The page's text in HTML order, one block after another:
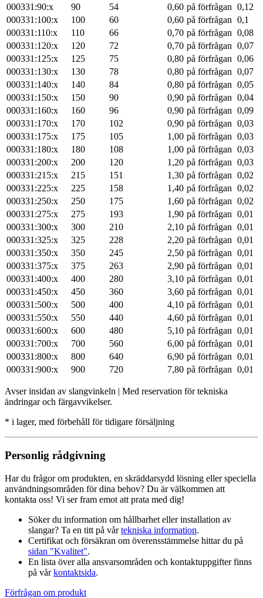
000331:90:x
90 54 0,60 på förfrågan 0,12
000331:100:x
100 60 0,60 på förfrågan 0,1
000331:110:x
110 66 0,70 på förfrågan 0,08
000331:120:x
120 72 0,70 på förfrågan 0,07
000331:125:x
125 75 0,80 på förfrågan 0,06
000331:130:x
130 78 0,80 på förfrågan 0,07
000331:140:x
140 84 0,80 på förfrågan 0,05
000331:150:x
150 90 0,90 på förfrågan 0,04
000331:160:x
160 96 0,90 på förfrågan 0,09
000331:170:x
170 102 0,90 på förfrågan 0,03
000331:175:x
175 105 1,00 på förfrågan 0,03
000331:180:x
180 108 1,00 på förfrågan 0,03
000331:200:x
200 120 1,20 på förfrågan 0,03
000331:215:x
215 151 1,30 på förfrågan 0,02
000331:225:x
225 158 1,40 på förfrågan 0,02
000331:250:x
250 175 1,60 på förfrågan 0,02
000331:275:x
275 193 1,90 på förfrågan 0,01
000331:300:x
300 210 2,10 på förfrågan 0,01
000331:325:x
325 228 2,20 på förfrågan 0,01
000331:350:x
350 245 2,50 på förfrågan 0,01
000331:375:x
375 263 2,90 på förfrågan 0,01
000331:400:x
400 280 3,10 på förfrågan 0,01
000331:450:x
450 360 3,60 på förfrågan 0,01
000331:500:x
500 400 4,10 på förfrågan 0,01
000331:550:x
550 440 4,60 på förfrågan 0,01
000331:600:x
600 480 5,10 på förfrågan 0,01
000331:700:x
700 560 6,00 på förfrågan 0,01
000331:800:x
800 640 6,90 på förfrågan 0,01
000331:900:x
900 720 7,80 på förfrågan 0,01
Avser insidan av slangvinkeln | Med reservation för tekniska
ändringar och färgavvikelser.
* i lager, med förbehåll för tidigare försäljning
Personlig rådgivning
Har du frågor om produkten, en skräddarsydd lösning eller speciella
användningsområden för dina behov? Du är välkommen att
kontakta oss! Vi ser fram emot att prata med dig!
Söker du information om hållbarhet eller installation av
slangar? Ta en titt på vårtekniska information.
Certifikat och försäkran om överensstämmelse hittar du på
sidan "Kvalitet".
En lista över alla ansvarsområden och kontaktuppgifter finns
på vårkontaktsida.
Förfrågan om produkt